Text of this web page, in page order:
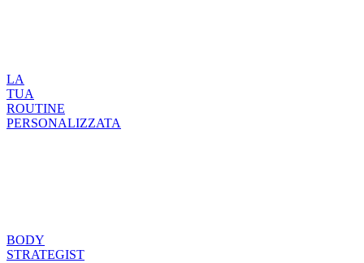
LA
TUA
ROUTINE
PERSONALIZZATA
BODY
STRATEGIST